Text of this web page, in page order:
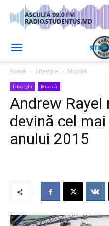
Acasă Lifestyle Muzică
Lifestyle Muzică
Andrew Rayel
devină cel
anului 2015